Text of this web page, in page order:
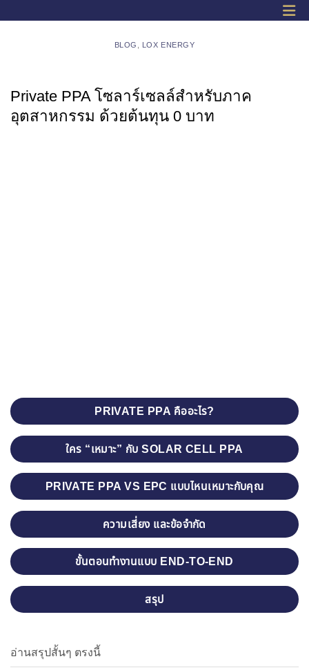
BLOG LOX ENERGY
Private PPA โซลาร์เซลล์สำหรับภาค
อุตสาหกรรม ด้วยต้นทุน 0 บาท
PRIVATE PPA คืออะไร?
ใคร “เหมาะ” กับ SOLAR CELL PPA
PRIVATE PPA VS EPC แบบไหนเหมาะกับคุณ
ความเสี่ยง และข้อจำกัด
ขั้นตอนทำงานแบบ END-TO-END
สรุป
อ่านสรุปสั้นๆ ตรงนี้